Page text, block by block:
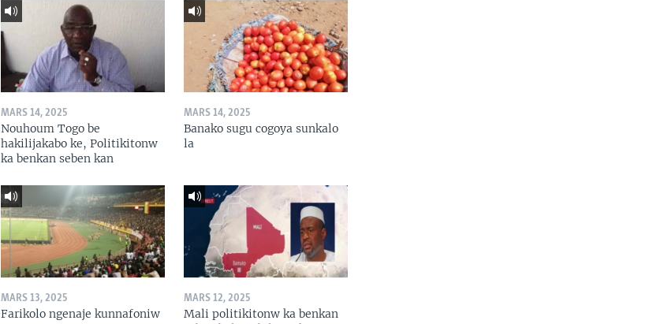
MARS 14, 2025
Nouhoum Togo be
hakilijakabo ke, Politikitonw
ka benkan seben kan
MARS 14, 2025
Banako sugu cogoya sunkalo
la
MARS 13, 2025
Farikolo ngenaje kunnafoniw
MARS 12, 2025
Mali politikitonw ka benkan